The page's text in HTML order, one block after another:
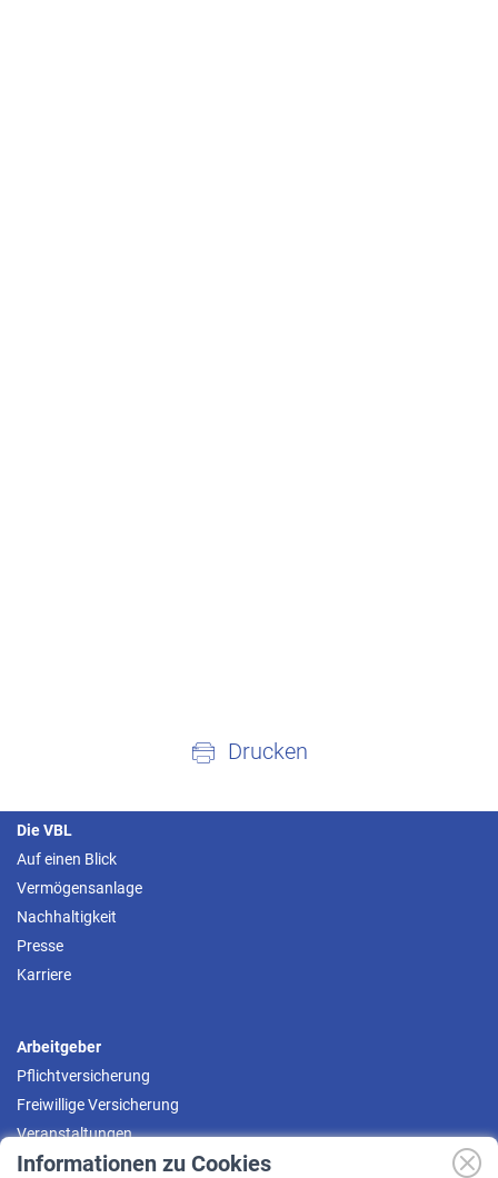
Informationen zu Cookies
Drucken
Die VBL
Auf einen Blick
Vermögensanlage
Nachhaltigkeit
Presse
Karriere
Arbeitgeber
Pflichtversicherung
Freiwillige Versicherung
Veranstaltungen